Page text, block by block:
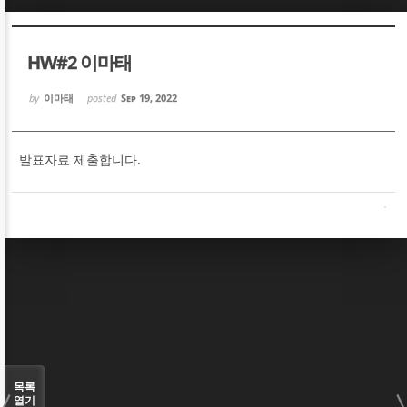
HW#2 이마태
by 이마태 posted Sep 19, 2022
발표자료 제출합니다.
목록
열기
Sketchbook5, 스케치북5
Sketchbook5, 스케치북5
Sketchbook5, 스케치북5
Sketchbook5, 스케치북5